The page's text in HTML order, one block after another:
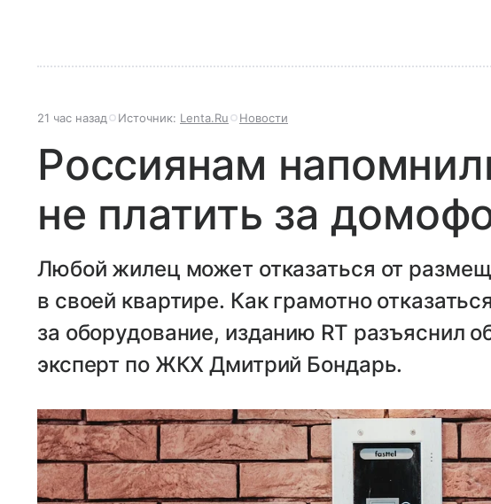
21 час назад Источник: Lenta.Ru Новости
Россиянам
не платить за
Любой жилец может отказаться от
в своей квартире. Как грамотно
за оборудование, изданию RT разъяснил
эксперт по ЖКХ Дмитрий Бондарь.